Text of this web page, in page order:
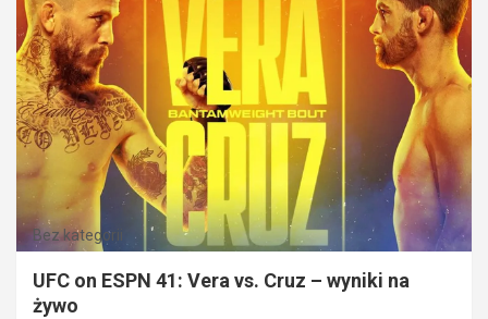
Bez kategorii
UFC on ESPN 41: Vera vs. Cruz – wyniki na
żywo